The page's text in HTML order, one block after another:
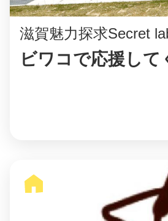
滋賀魅力探求Secret
ビワコで応援して